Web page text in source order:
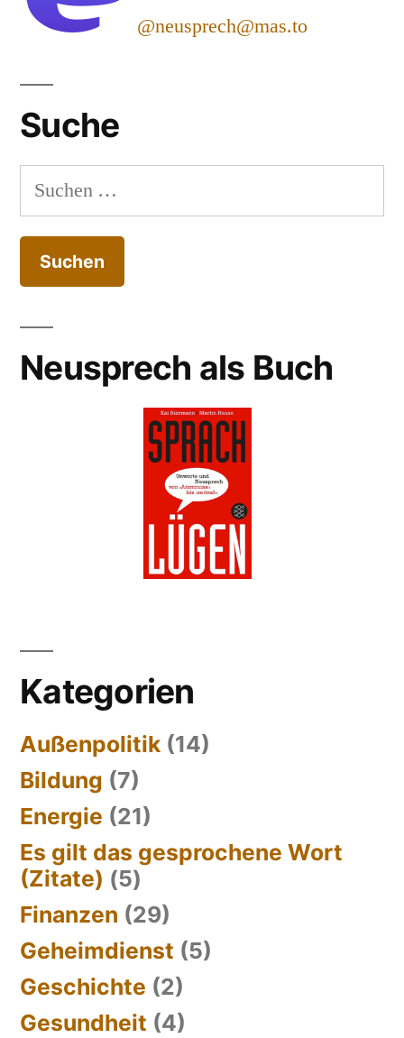
@neusprech@mas.to
Suche
Suchen
nach:
Neusprech als Buch
Kategorien
Außenpolitik (14)
Bildung (7)
Energie (21)
Es gilt das gesprochene Wort
(Zitate) (5)
Finanzen (29)
Geheimdienst (5)
Geschichte (2)
Gesundheit (4)